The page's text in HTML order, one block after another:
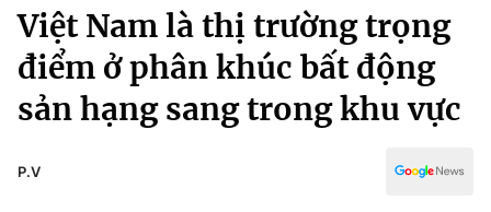
Chuyên mục
Chính trị
Xã hội
Pháp luật
Kinh tế
Thể thao
Truyền hình
Văn hóa - Giải trí
Việt Nam là thị trường trọng
điểm ở phân khúc bất động
sản hạng sang trong khu vực
P.V